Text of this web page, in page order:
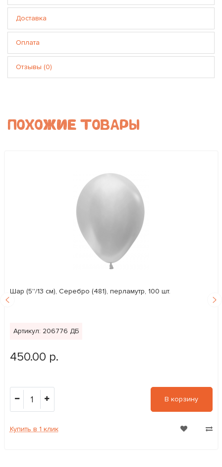
Доставка
Оплата
Отзывы (0)
ПОХОЖИЕ ТОВАРЫ
Шар (5''/13 см), Серебро (481), перламутр, 100 шт.
Артикул: 206776 ДБ
450.00 р.
1 В корзину
Купить в 1 клик